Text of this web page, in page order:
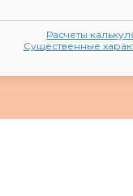
Расчеты
Существенные